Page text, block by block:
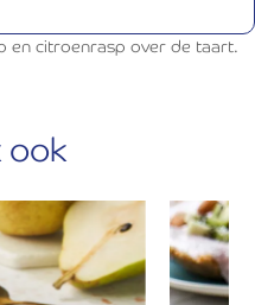
en citroenrasp over de taart.
ook